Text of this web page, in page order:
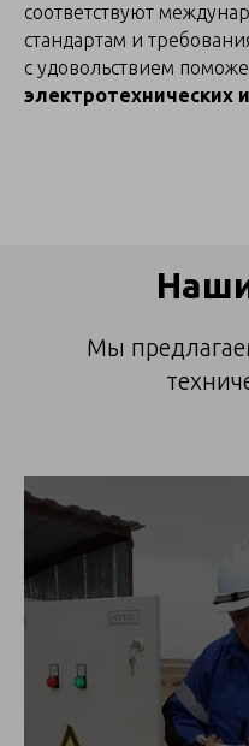
соответствуют
стандартам и
с удовольствием
электротехнических
Мы